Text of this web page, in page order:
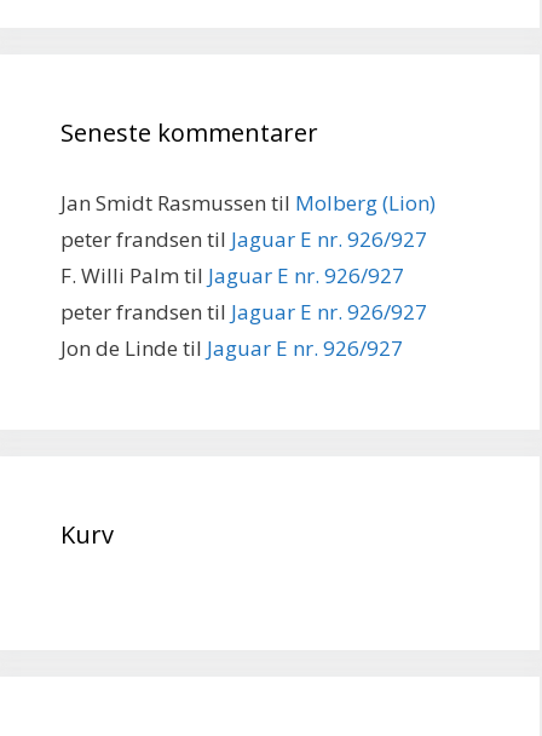
Seneste kommentarer
Jan Smidt Rasmussen til Molberg (Lion)
peter frandsen til Jaguar E nr. 926/927
F. Willi Palm til Jaguar E nr. 926/927
peter frandsen til Jaguar E nr. 926/927
Jon de Linde til Jaguar E nr. 926/927
Kurv